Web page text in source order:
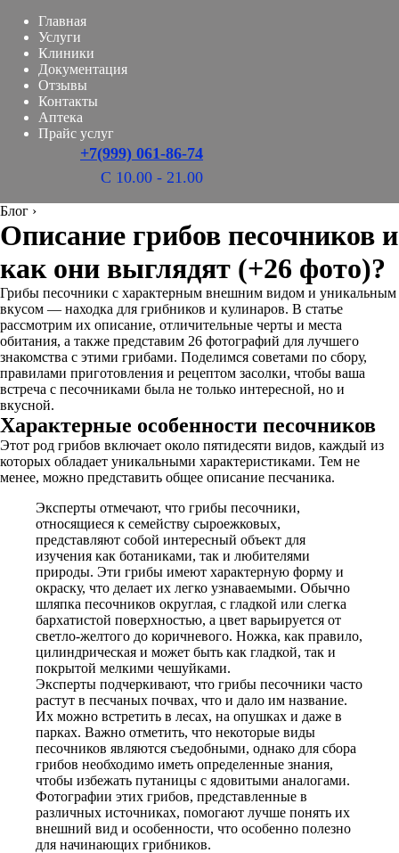
Главная
Услуги
Клиники
Документация
Отзывы
Контакты
Аптека
Прайс услуг
+7(999) 061-86-74
С 10.00 - 21.00
Блог ›
Описание грибов песочников и
как они выглядят (+26 фото)?
Грибы песочники с характерным внешним видом и уникальным
вкусом — находка для грибников и кулинаров. В статье
рассмотрим их описание, отличительные черты и места
обитания, а также представим 26 фотографий для лучшего
знакомства с этими грибами. Поделимся советами по сбору,
правилами приготовления и рецептом засолки, чтобы ваша
встреча с песочниками была не только интересной, но и
вкусной.
Характерные особенности песочников
Этот род грибов включает около пятидесяти видов, каждый из
которых обладает уникальными характеристиками. Тем не
менее, можно представить общее описание песчаника.
Эксперты отмечают, что грибы песочники,
относящиеся к семейству сыроежковых,
представляют собой интересный объект для
изучения как ботаниками, так и любителями
природы. Эти грибы имеют характерную форму и
окраску, что делает их легко узнаваемыми. Обычно
шляпка песочников округлая, с гладкой или слегка
бархатистой поверхностью, а цвет варьируется от
светло-желтого до коричневого. Ножка, как правило,
цилиндрическая и может быть как гладкой, так и
покрытой мелкими чешуйками.
Эксперты подчеркивают, что грибы песочники часто
растут в песчаных почвах, что и дало им название.
Их можно встретить в лесах, на опушках и даже в
парках. Важно отметить, что некоторые виды
песочников являются съедобными, однако для сбора
грибов необходимо иметь определенные знания,
чтобы избежать путаницы с ядовитыми аналогами.
Фотографии этих грибов, представленные в
различных источниках, помогают лучше понять их
внешний вид и особенности, что особенно полезно
для начинающих грибников.